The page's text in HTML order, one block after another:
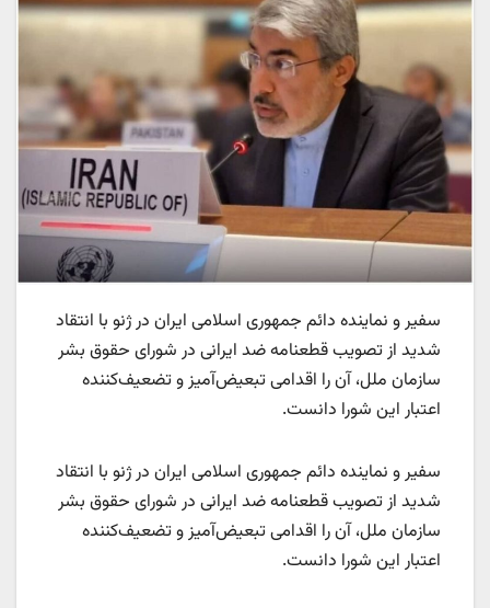
سفیر و نماینده دائم جمهوری اسلامی ایران در ژنو با انتقاد
شدید از تصویب قطعنامه‌ ضد ایرانی در شورای حقوق بشر
سازمان ملل، آن را اقدامی تبعیض‌آمیز و تضعیف‌کننده
اعتبار این شورا دانست.
سفیر و نماینده دائم جمهوری اسلامی ایران در ژنو با انتقاد
شدید از تصویب قطعنامه‌ ضد ایرانی در شورای حقوق بشر
سازمان ملل، آن را اقدامی تبعیض‌آمیز و تضعیف‌کننده
اعتبار این شورا دانست.